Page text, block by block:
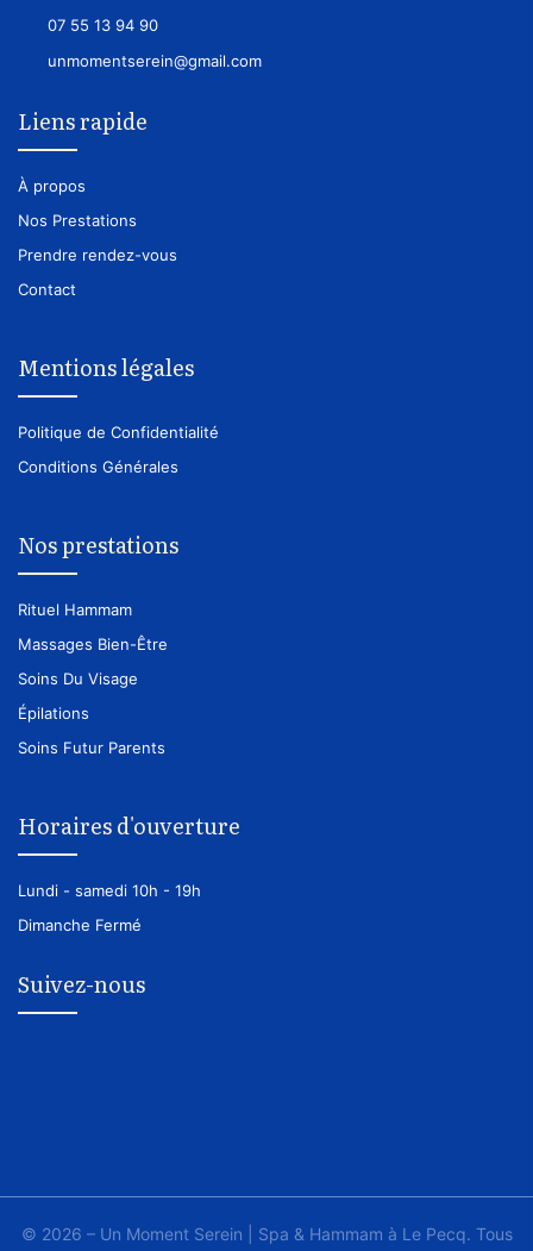
07 55 13 94 90
unmomentserein@gmail.com
Liens rapide
À propos
Nos Prestations
Prendre rendez-vous
Contact
Mentions légales
Politique de Confidentialité
Conditions Générales
Nos prestations
Rituel Hammam
Massages Bien-Être
Soins Du Visage
Épilations
Soins Futur Parents
Horaires d'ouverture
Lundi - samedi 10h - 19h
Dimanche Fermé
Suivez-nous
© 2026 – Un Moment Serein | Spa & Hammam à Le Pecq. Tous